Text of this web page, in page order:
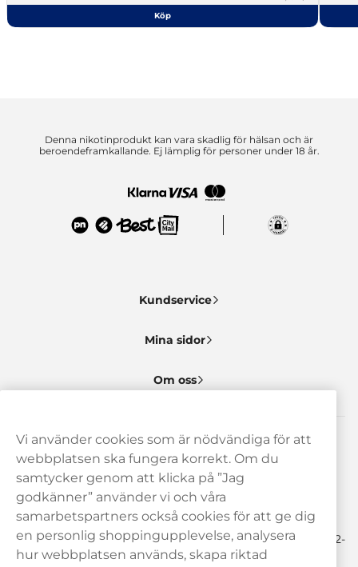
Köp
Denna nikotinprodukt kan vara skadlig för hälsan och är
beroendeframkallande. Ej lämplig för personer under 18 år.
Behöver du hjälp? Kontakta oss gärna!
hej@haypp.com
08 517 910 97
Mån-Tor 8.00-17.00 | Fre 9.00-17.00 | (Lunchstängt må-fre 12-
13)
Kundservice
Mina sidor
Om oss
Vi använder cookies som är nödvändiga för att
webbplatsen ska fungera korrekt. Om du
samtycker genom att klicka på ”Jag
godkänner” använder vi och våra
samarbetspartners också cookies för att ge dig
en personlig shoppingupplevelse, analysera
hur webbplatsen används, skapa riktad